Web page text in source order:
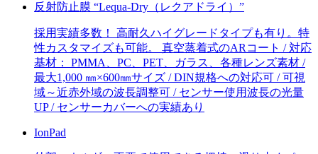
反射防止膜 “Lequa-Dry（レクアドライ）”
採用実績多数！ 高耐久ハイグレードタイプも有り。特
性カスタマイズも可能。 真空蒸着式のARコート / 対応
基材： PMMA、PC、PET、ガラス、各種レンズ素材 /
最大1,000 ㎜×600㎜サイズ / DIN規格への対応可 / 可視
域～近赤外域の波長調整可 / センサー使用波長の光量
UP / センサーカバーへの実績あり
IonPad